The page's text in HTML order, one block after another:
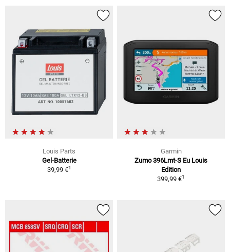
Louis Parts
Gel-Batterie
39,99 €1
Garmin
Zumo 396Lmt-S Eu Louis
Edition
399,99 €1